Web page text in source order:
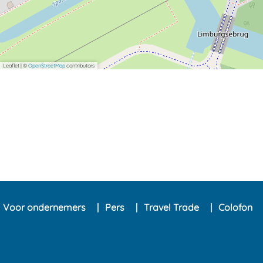
Leaflet|©OpenStreetMapcontributors
Voor ondernemers Pers Travel Trade Colofon